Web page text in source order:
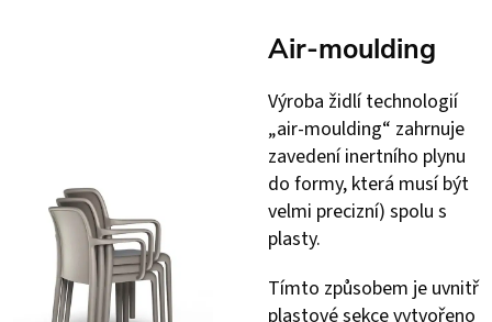
Air-moulding
Výroba židlí technologií
„air-moulding“ zahrnuje
zavedení inertního plynu
do formy, která musí být
velmi precizní) spolu s
plasty.
Tímto způsobem je uvnitř
plastové sekce vytvořeno